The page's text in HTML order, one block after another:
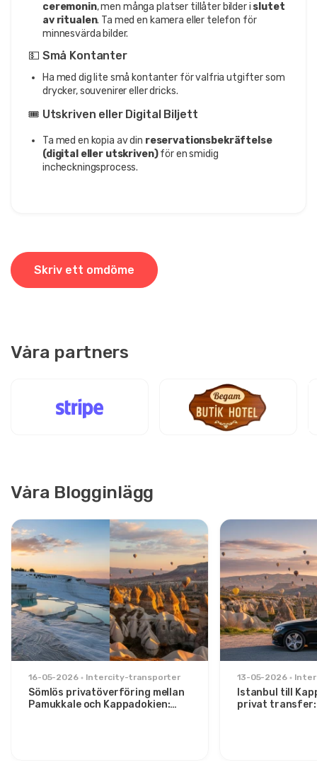
ceremonin, men många platser tillåter bilder i slutet
av ritualen. Ta med en kamera eller telefon för
minnesvärda bilder.
💵 Små Kontanter
Ha med dig lite små kontanter för valfria utgifter som
drycker, souvenirer eller dricks.
🎟️ Utskriven eller Digital Biljett
Ta med en kopia av din reservationsbekräftelse
(digital eller utskriven)för en smidig
incheckningsprocess.
Skriv ett omdöme
Våra partners
Våra Blogginlägg
16-05-2026 Intercity-transporter
Sömlös privatöverföring mellan
Pamukkale och Kappadokien:
13-05-2026
Istanbul till
privat